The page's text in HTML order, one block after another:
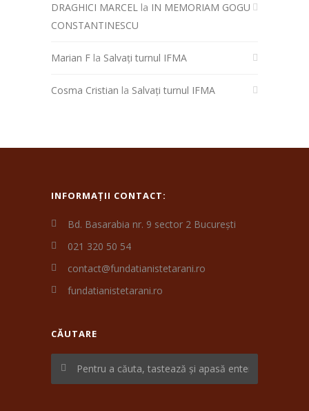
DRAGHICI MARCEL la IN MEMORIAM GOGU
CONSTANTINESCU
Marian F la Salvați turnul IFMA
Cosma Cristian la Salvați turnul IFMA
INFORMAȚII CONTACT:
Bd. Basarabia nr. 9 sector 2 București
021 320 50 54
contact@fundatianistetarani.ro
fundatianistetarani.ro
CĂUTARE